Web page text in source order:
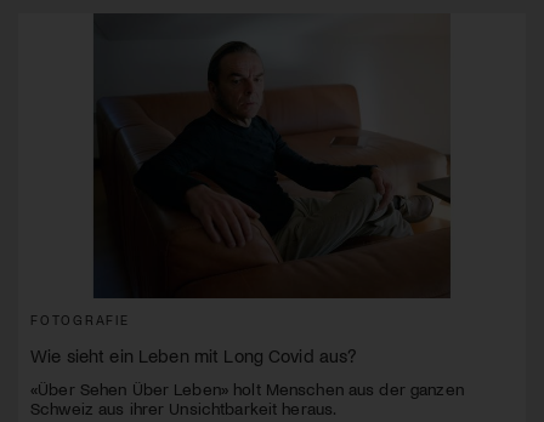
FOTOGRAFIE
Wie sieht ein Leben mit Long Covid aus?
«Über Sehen Über Leben» holt Menschen aus der ganzen
Schweiz aus ihrer Unsichtbarkeit heraus.